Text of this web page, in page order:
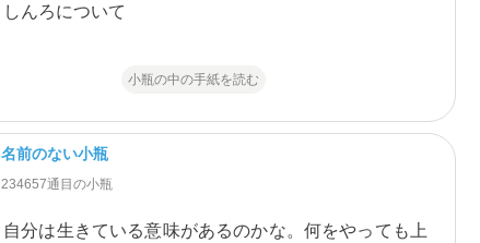
しんろについて
小瓶の中の手紙を読む
名前のない小瓶
234657通目の小瓶
自分は生きている意味があるのかな。何をやっても上